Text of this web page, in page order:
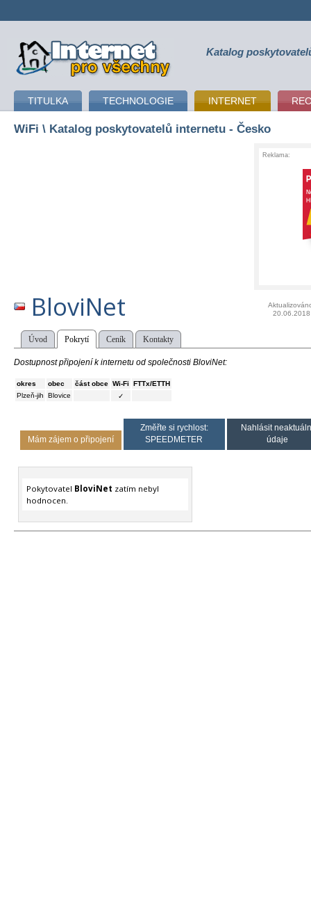
připojení k internetu Katalog
TITULKA TECHNOLOGIE INTERNET
WiFi \ Katalog poskytovatelů internetu - Česko
Reklama:
BloviNet
20.06.2018
Úvod Pokrytí Ceník Kontakty
Dostupnost připojení k internetu od společnosti BloviNet:
okres obec část obce Wi-Fi
FTTx/ETTH
Plzeň-jih
Blovice ✓
Mám zájem o připojení
Změřte si rychlost:
SPEEDMETER
Nahlásit
údaje
Pokytovatel BloviNet zatím nebyl
hodnocen.